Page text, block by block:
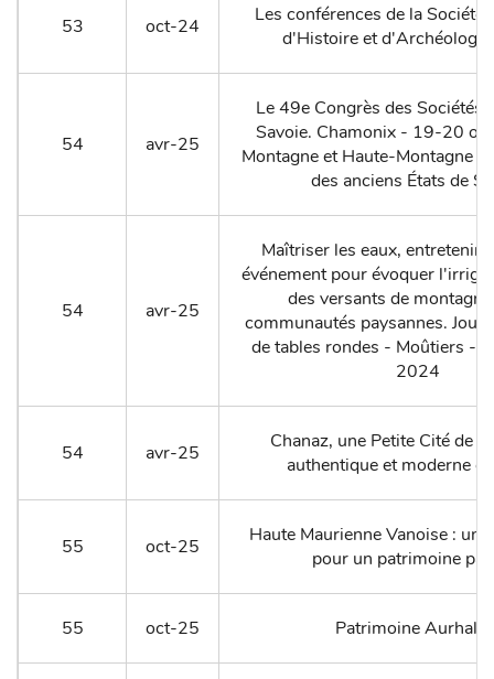
53 oct-24
Les conférences de la Société
d'Histoire et d'Archéologie
54 avr-25
Le 49e Congrès des Sociétés
Savoie. Chamonix - 19-20
Montagne et Haute-Montagne
des anciens États de
54 avr-25
Maîtriser les eaux, entretenir
événement pour évoquer
des versants de
communautés paysannes.
de tables rondes - Moûtiers -
2024
54 avr-25
Chanaz, une Petite Cité de
authentique et moderne
55 oct-25
Haute Maurienne Vanoise : un
pour un patrimoine
55 oct-25 Patrimoine